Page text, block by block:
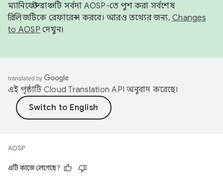
ম্যানিফেস্ট ব্রাঞ্চটি সর্বদা AOSP-তে পুশ করা সর্বশেষ
রিলিজটিকে রেফারেন্স করবে। আরও তথ্যের জন্য, Changes
to AOSP দেখুন।
এই পৃষ্ঠাটি Cloud Translation API অনুবাদ করেছে।
AOSP
এটি কাজে লেগেছে?